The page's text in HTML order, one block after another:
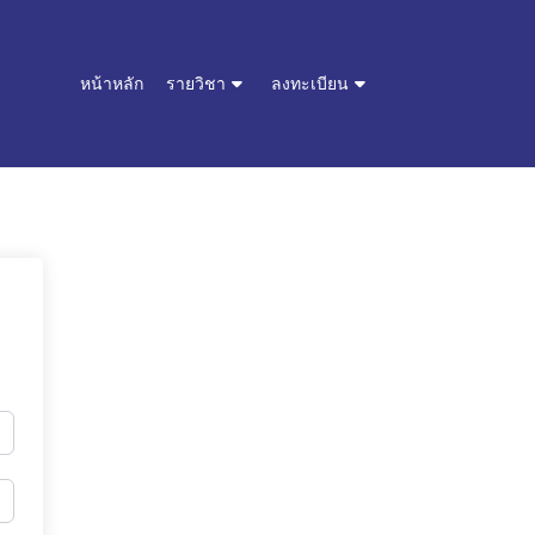
หน้าหลัก รายวิชา ลงทะเบียน